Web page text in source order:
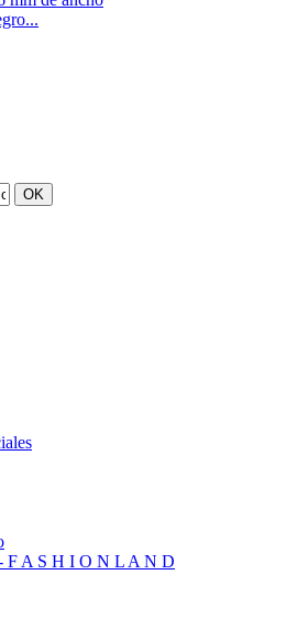
OK
F A S H I O N L A N D